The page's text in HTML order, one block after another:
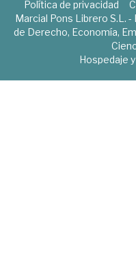
Política de privacidad
Marcial Pons Librero S.L.
de Derecho, Economía,
Hospedaje